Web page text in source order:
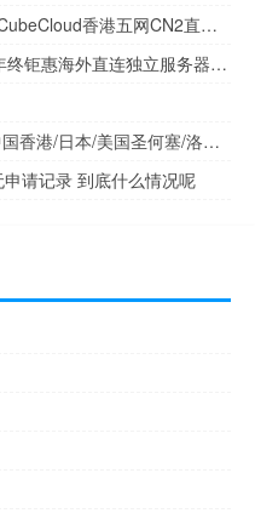
香港CN2 VPS_香港原生IP VPS_CubeCloud香港五网CN2直连VPS，2核1G内存79元/月
便宜国外独立服务器_RAKsmart年终钜惠海外直连独立服务器$30/月起（站群、高防、大带宽独立服务器）
RAKsmart双十一：充10送10，中国香港/日本/美国圣何塞/洛杉矶VPS 0.99美元，独服30美元/月起，支持支付宝
请记录 到底什么情况呢